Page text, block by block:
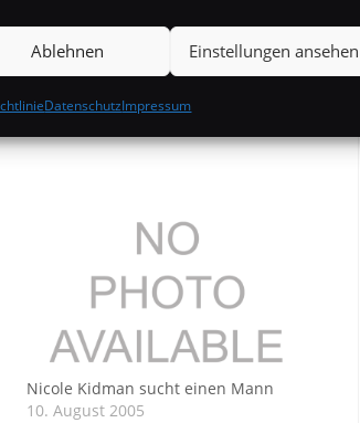
Ablehnen Einstellungen ansehen
DatenschutzImpressum
Nicole Kidman sucht einen Mann
10. August 2005